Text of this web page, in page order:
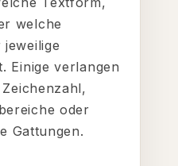
welche
Einige verlangen
oder
Gattungen.